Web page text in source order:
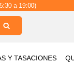
a 19:00)
Y TASACIONES